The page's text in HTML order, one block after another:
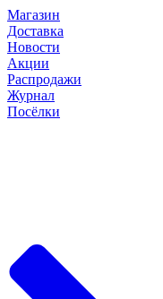
Магазин
Доставка
Новости
Акции
Распродажи
Журнал
Посёлки